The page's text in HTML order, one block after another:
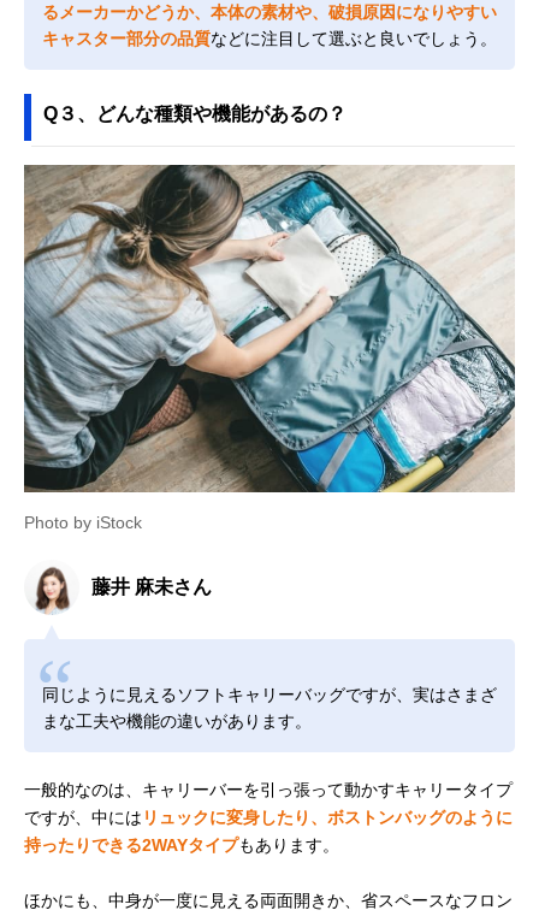
るメーカーかどうか、本体の素材や、破損原因になりやすい
キャスター部分の品質などに注目して選ぶと良いでしょう。
Q３、どんな種類や機能があるの？
Photo by iStock
藤井 麻未さん
同じように見えるソフトキャリーバッグですが、実はさまざ
まな工夫や機能の違いがあります。
一般的なのは、キャリーバーを引っ張って動かすキャリータイプ
ですが、中には リュックに変身したり、ボストンバッグのように
持ったりできる2WAYタイプもあります。
ほかにも、中身が一度に見える両面開きか、省スペースなフロン